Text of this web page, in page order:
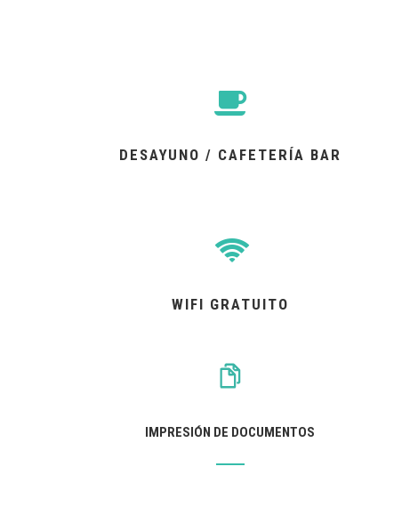
DESAYUNO / CAFETERÍA BAR
WIFI GRATUITO
IMPRESIÓN DE DOCUMENTOS